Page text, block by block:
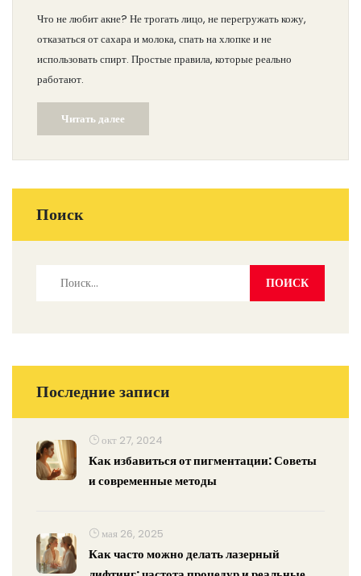
Что не любит акне? Не трогать лицо, не перегружать кожу,
отказаться от сахара и молока, спать на хлопке и не
использовать спирт. Простые правила, которые реально
работают.
Читать далее
Поиск
Последние записи
окт 27, 2024
Как избавиться от пигментации: Советы
и современные методы
мая 26, 2025
Как часто можно делать лазерный